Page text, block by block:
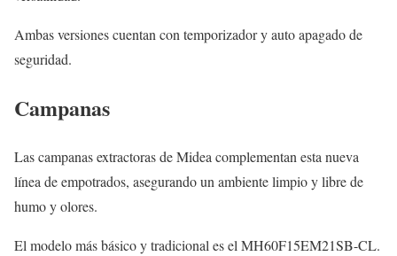
Ambas versiones cuentan con temporizador y auto apagado de
seguridad.
Campanas
Las campanas extractoras de Midea complementan esta nueva
línea de empotrados, asegurando un ambiente limpio y libre de
humo y olores.
El modelo más básico y tradicional es el MH60F15EM21SB-CL.